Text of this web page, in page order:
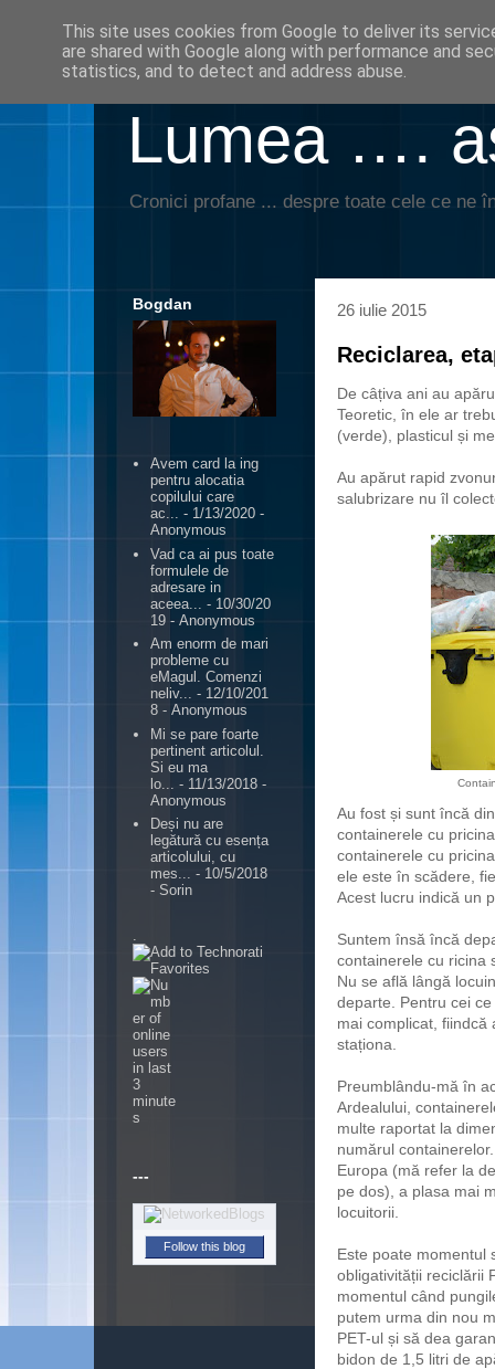
Lumea ….
Cronici profane ... despre toate cele ce ne
26 iulie 2015
Reciclarea,
De câțiva ani au
Teoretic, în ele ar
(verde), plasticul și
Au apărut rapid
salubrizare nu îl
Au fost și sunt încă
containerele cu
containerele cu
ele este în scădere,
Acest lucru indică un
Suntem însă încă
containerele cu ricina
Nu se află lângă
departe. Pentru cei
mai complicat,
staționa.
Preumblându-mă în
Ardealului,
multe raportat la
numărul
Europa (mă refer la
pe dos), a plasa mai
locuitorii.
Este poate momentul
obligativității reciclării
momentul când
putem urma din nou
PET-ul și să dea
bidon de 1,5 litri de
Bogdan
Avem card la ing
pentru alocatia
copilului care
ac... - 1/13/2020 -
Anonymous
Vad ca ai pus toate
formulele de
adresare in
aceea...
- 10/30/20
19 - Anonymous
Am enorm de mari
probleme cu
eMagul. Comenzi
neliv... - 12/10/201
8 - Anonymous
Mi se pare foarte
pertinent articolul.
Si eu ma
lo...
- 11/13/2018 -
Anonymous
Deși nu are
legătură cu esența
articolului, cu
mes... - 10/5/2018
- Sorin
---
Follow this blog
This site uses cookies from Google to deliver its
are shared with Google along with performance and
statistics, and to detect and address abuse.